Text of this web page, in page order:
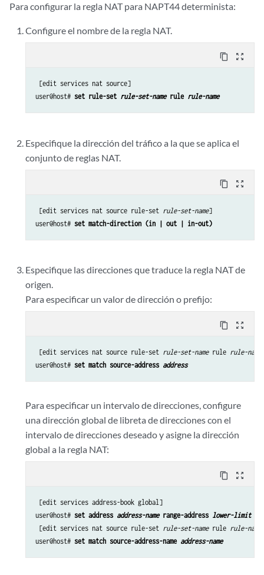
Para configurar la regla NAT para NAPT44 determinista:
Configure el nombre de la regla NAT.
content_copy zoom_out_map
[edit services nat source]
user@host# set rule-set rule-set-name rule rule-name
Especifique la dirección del tráfico a la que se aplica el
conjunto de reglas NAT.
content_copy zoom_out_map
[edit services nat source rule-set rule-set-name]
user@host# set match-direction (in | out | in-out)
Especifique las direcciones que traduce la regla NAT de
origen.
Para especificar un valor de dirección o prefijo:
content_copy zoom_out_map
[edit services nat source rule-set rule-set-name rule rule-name
user@host# set match source-address address
Para especificar un intervalo de direcciones, configure
una dirección global de libreta de direcciones con el
intervalo de direcciones deseado y asigne la dirección
global a la regla NAT:
content_copy zoom_out_map
[edit services address-book global]
user@host# set address address-name range-address lower-limit
[edit services nat source rule-set rule-set-name rule rule-name
user@host# set match source-address-name address-name